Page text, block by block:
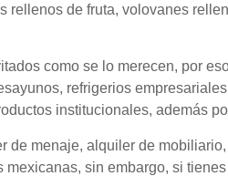
de fruta, volovanes
como se lo merecen, por
refrigerios
institucionales, además
de menaje, alquiler de
sin embargo, si